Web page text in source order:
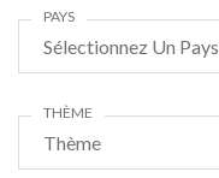
Sélectionnez Un Pays
PAYS
Thème
THÈME